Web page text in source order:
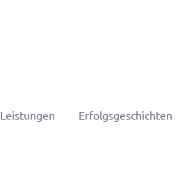
Leistungen Erfolgsgeschichten